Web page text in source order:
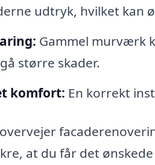
udtryk, hvilket kan
Gammel murværk
større skader.
komfort: En korrekt
at du får det